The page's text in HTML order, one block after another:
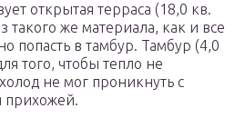
открытая терраса (18,0 кв.
такого же материала, как и все
попасть в тамбур. Тамбур (4,0
того, чтобы тепло не
не мог проникнуть с
прихожей.